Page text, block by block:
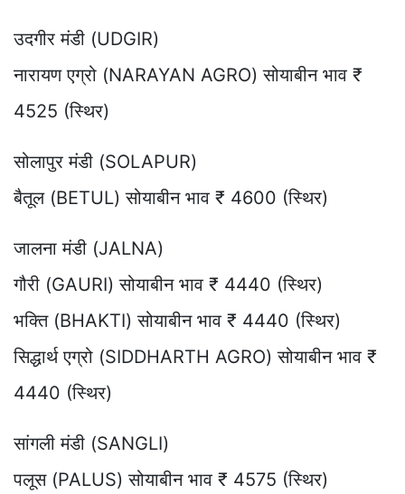
उदगीर मंडी (UDGIR)
नारायण एग्रो (NARAYAN AGRO) सोयाबीन भाव ₹
4525 (स्थिर)
सोलापुर मंडी (SOLAPUR)
बैतूल (BETUL) सोयाबीन भाव ₹ 4600 (स्थिर)
जालना मंडी (JALNA)
गौरी (GAURI) सोयाबीन भाव ₹ 4440 (स्थिर)
भक्ति (BHAKTI) सोयाबीन भाव ₹ 4440 (स्थिर)
सिद्धार्थ एग्रो (SIDDHARTH AGRO) सोयाबीन भाव ₹
4440 (स्थिर)
सांगली मंडी (SANGLI)
पलूस (PALUS) सोयाबीन भाव ₹ 4575 (स्थिर)